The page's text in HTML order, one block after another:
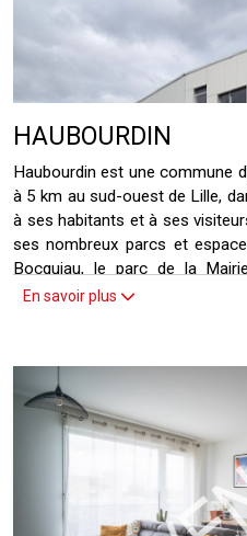
HAUBOURDIN
Haubourdin est une commune
à 5 km au sud-ouest de Lille,
à ses habitants et à ses
ses nombreux parcs et
Bocquiau, le parc de la
Lagrange. Haubourdin dispose
l'année des événements
du P'tit Belgique, le carnaval,
les journées du patrimoine.
attrayante pour tous ceux
ambiance unique, entre
En savoir plus